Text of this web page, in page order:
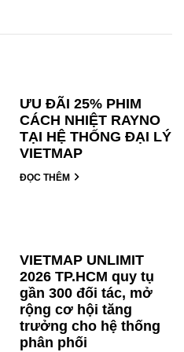
ƯU ĐÃI 25% PHIM
CÁCH NHIỆT RAYNO
TẠI HỆ THỐNG ĐẠI LÝ
VIETMAP
ĐỌC THÊM
VIETMAP UNLIMIT
2026 TP.HCM quy tụ
gần 300 đối tác, mở
rộng cơ hội tăng
trưởng cho hệ thống
phân phối